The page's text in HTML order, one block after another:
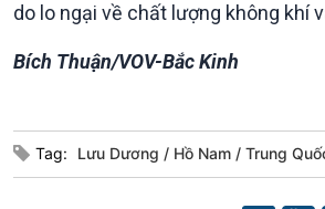
Tin Văn hoá & Du lịch
Câu chuyện Thể thao
Ảnh
do lo ngại về chất lượng không khí
Bích Thuận/VOV-Bắc Kinh
Tag: Lưu Dương Hồ Nam Trung